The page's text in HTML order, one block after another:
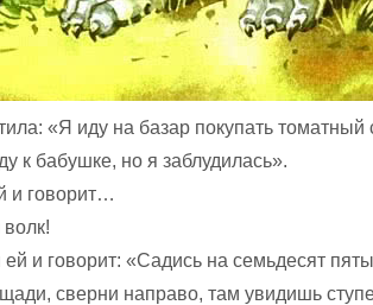
«Я иду на базар покупать томатный
к бабушке, но я заблудилась».
и говорит…
и говорит: «Садись на семьдесят
сверни направо, там увидишь